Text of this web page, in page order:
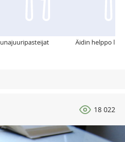
Äidin helppo
18 022